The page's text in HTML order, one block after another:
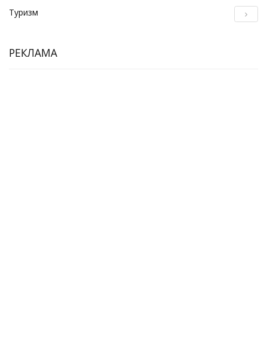
Туризм
РЕКЛАМА